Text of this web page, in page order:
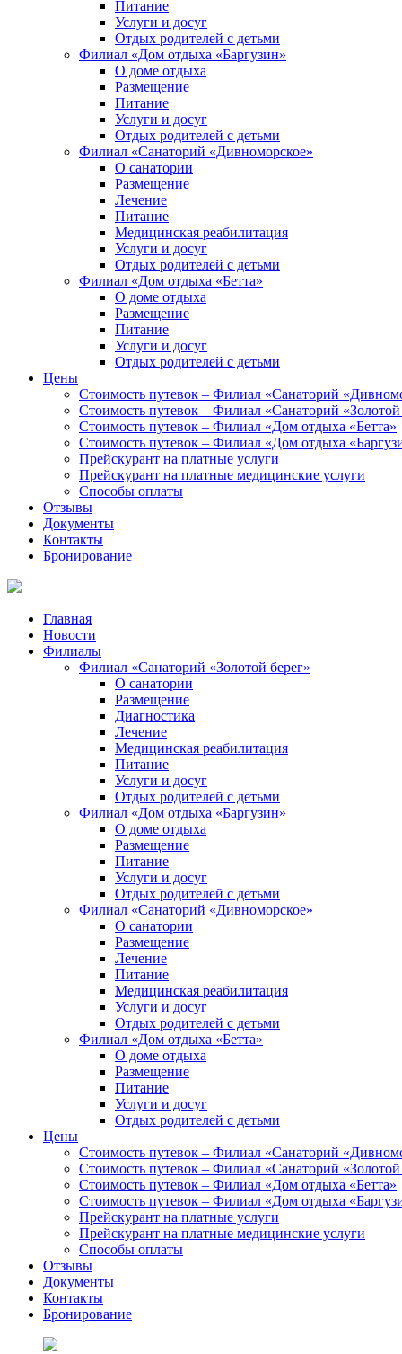
Питание
Услуги и досуг
Отдых родителей с детьми
Филиал «Дом отдыха «Баргузин»
О доме отдыха
Размещение
Питание
Услуги и досуг
Отдых родителей с детьми
Филиал «Санаторий «Дивноморское»
О санатории
Размещение
Лечение
Питание
Медицинская реабилитация
Услуги и досуг
Отдых родителей с детьми
Филиал «Дом отдыха «Бетта»
О доме отдыха
Размещение
Питание
Услуги и досуг
Отдых родителей с детьми
Цены
Стоимость путевок – Филиал «Санаторий
Стоимость путевок – Филиал «Санаторий «Золотой
Стоимость путевок – Филиал «Дом отдыха «Бетта»
Стоимость путевок – Филиал «Дом отдыха
Прейскурант на платные услуги
Прейскурант на платные медицинские услуги
Способы оплаты
Отзывы
Документы
Контакты
Бронирование
Главная
Новости
Филиалы
Филиал «Санаторий «Золотой берег»
О санатории
Размещение
Диагностика
Лечение
Медицинская реабилитация
Питание
Услуги и досуг
Отдых родителей с детьми
Филиал «Дом отдыха «Баргузин»
О доме отдыха
Размещение
Питание
Услуги и досуг
Отдых родителей с детьми
Филиал «Санаторий «Дивноморское»
О санатории
Размещение
Лечение
Питание
Медицинская реабилитация
Услуги и досуг
Отдых родителей с детьми
Филиал «Дом отдыха «Бетта»
О доме отдыха
Размещение
Питание
Услуги и досуг
Отдых родителей с детьми
Цены
Стоимость путевок – Филиал «Санаторий
Стоимость путевок – Филиал «Санаторий «Золотой
Стоимость путевок – Филиал «Дом отдыха «Бетта»
Стоимость путевок – Филиал «Дом отдыха
Прейскурант на платные услуги
Прейскурант на платные медицинские услуги
Способы оплаты
Отзывы
Документы
Контакты
Бронирование